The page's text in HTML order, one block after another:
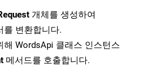
개체를 생성하여
를 변환합니다.
해 WordsApi 클래스 인스턴스
메서드를 호출합니다.